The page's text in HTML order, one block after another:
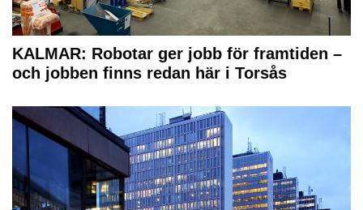
KALMAR: Robotar ger jobb för framtiden –
och jobben finns redan här i Torsås